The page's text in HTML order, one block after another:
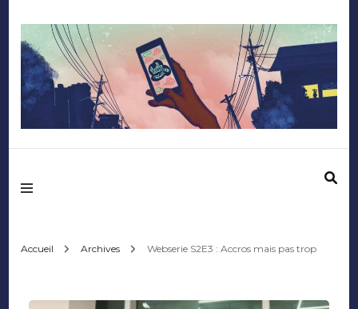
Mediafactory – Le
d'Audencia
Accueil Archives Webserie S2E3 : Accros mais pas trop